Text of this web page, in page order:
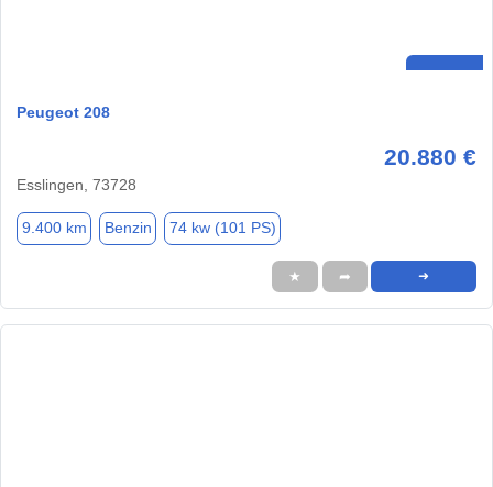
Peugeot 208
20.880 €
Esslingen, 73728
9.400 km Benzin 74 kw (101 PS)
★ ➦ ➜